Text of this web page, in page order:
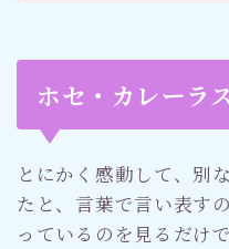
ホセ・カレーラ
とにかく感動して、別
たと、言葉で言い表す
っているのを見るだけ